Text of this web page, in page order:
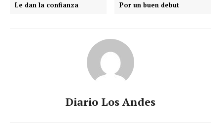
Le dan la confianza Por un buen debut
Diario Los Andes